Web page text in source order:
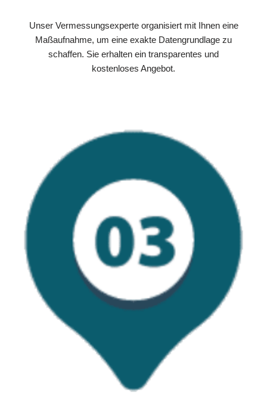
Unser Vermessungsexperte organisiert mit Ihnen eine
Maßaufnahme, um eine exakte Datengrundlage zu
schaffen. Sie erhalten ein transparentes und
kostenloses Angebot.